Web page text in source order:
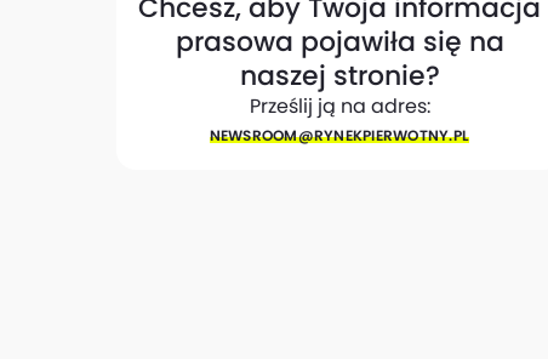
prasowa pojawiła się na
naszej stronie?
Prześlij ją na adres:
NEWSROOM@​RYNEKPIERWOTNY.PL